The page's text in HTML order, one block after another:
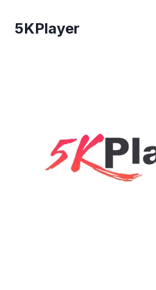
5KPlayer